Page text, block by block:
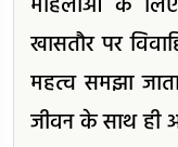
महिलाओं के
खासतौर पर
महत्व समझा
जीवन के साथ ही